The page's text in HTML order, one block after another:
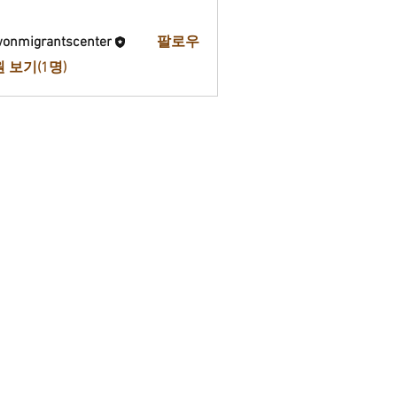
팔로우
보기(1명)